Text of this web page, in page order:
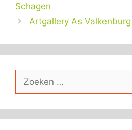
Schagen
Artgallery As Valkenburg
naar: